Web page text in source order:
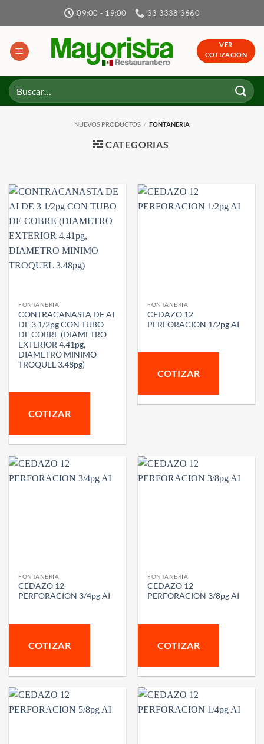
09:00 - 19:00 33 3338 3660
VER
COTIZACION
Buscar
por:
NUEVOS PRODUCTOS / FONTANERIA
CATEGORIAS
FONTANERIA
CONTRACANASTA DE AI
DE 3 1/2pg CON TUBO
DE COBRE (DIAMETRO
EXTERIOR 4.41pg,
DIAMETRO MINIMO
TROQUEL 3.48pg)
COTIZAR
FONTANERIA
CEDAZO 12
PERFORACION 1/2pg AI
COTIZAR
FONTANERIA
CEDAZO 12
PERFORACION 3/4pg AI
COTIZAR
FONTANERIA
CEDAZO 12
PERFORACION 3/8pg AI
COTIZAR